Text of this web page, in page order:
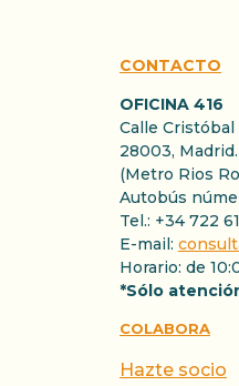
CONTACTO
OFICINA 416
Calle Cristóbal
28003, Madrid.
(Metro Rios
Autobús
Tel.: +34 722
E-mail:
Horario: de
*Sólo
COLABORA
Hazte socio